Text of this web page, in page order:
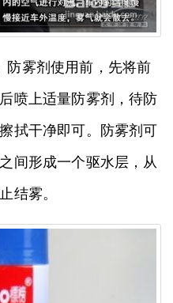
防雾剂使用前，先将前
喷上适量防雾剂，待防
拭干净即可。防雾剂可
间形成一个驱水层，从
结雾。